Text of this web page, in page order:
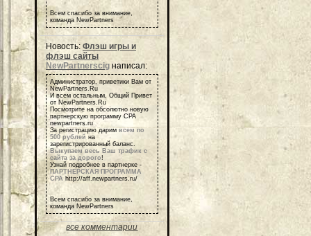
Всем спасибо за внимание,
команда NewPartners
Новость: Флэш игры и
флэш сайты
NewPartnerscig написал:
Администратор, приветики Вам от
NewPartners.Ru
И всем остальным, Общий Привет
от NewPartners.Ru
Посмотрите на обсолютно новую
партнерскую программу СРА
newpartners.ru
За регистрацию даримвсем по
500 рублей на
зарегистрированный баланс.
Выкупаем весь Ваш трафик с
сайта за дорого!
Узнай подробнее в партнерке -
ПАРТНЕРСКАЯ ПРОГРАММА
СРА http://aff.newpartners.ru/
Всем спасибо за внимание,
команда NewPartners
все комментарии